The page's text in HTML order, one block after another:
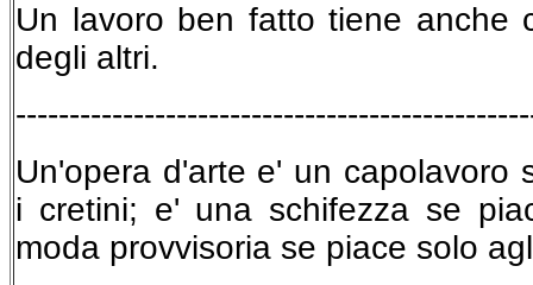
Un lavoro ben fatto tiene anche
degli altri.
Un'opera d'arte e' un capolavoro
i cretini; e' una schifezza se
moda provvisoria se piace solo